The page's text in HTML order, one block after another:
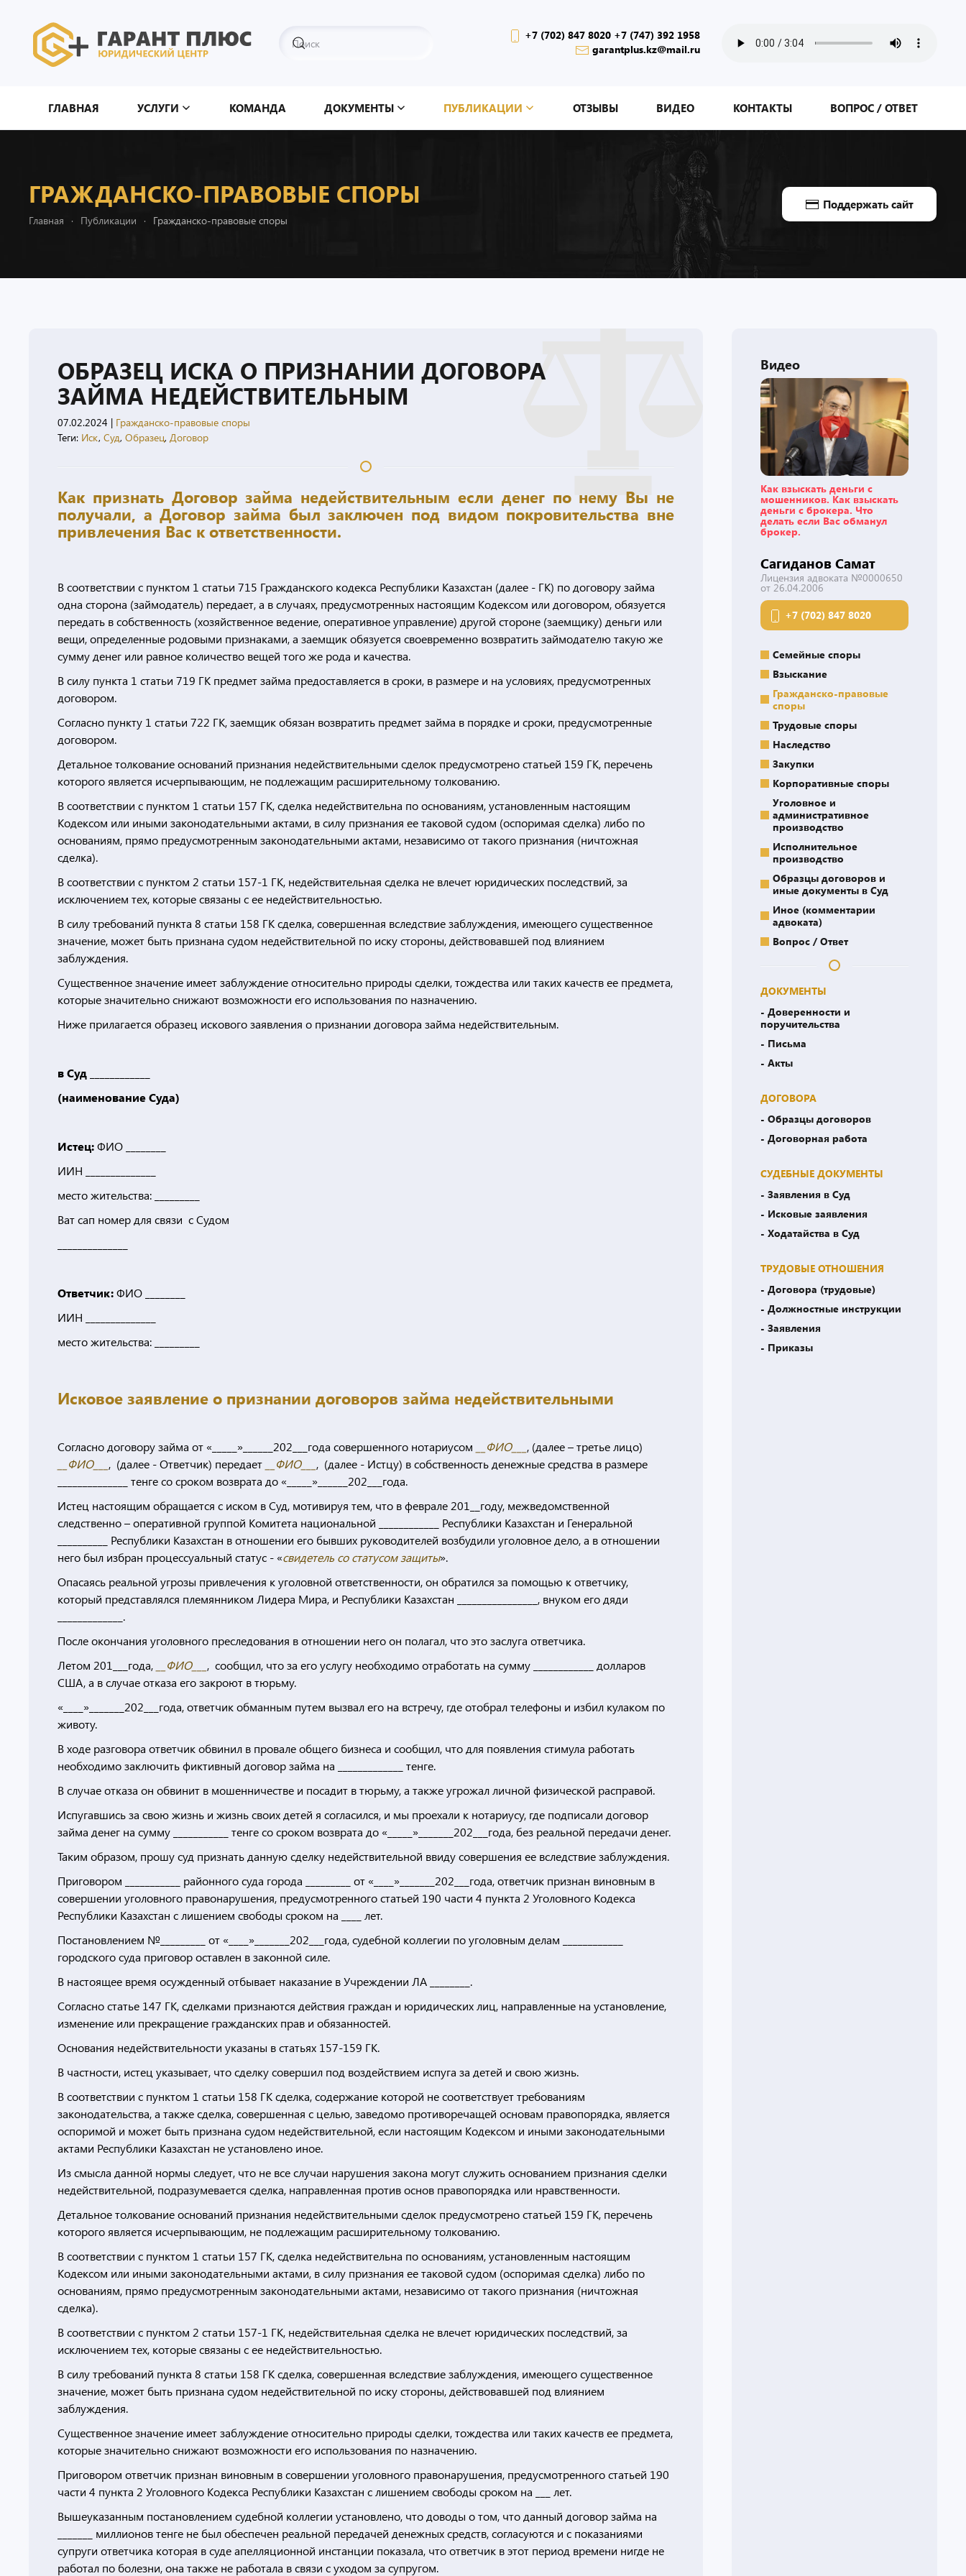
Перейти к содержимому
+7 (702) 847 8020 +7 (747) 392 1958
garantplus.kz@mail.ru
ГЛАВНАЯ УСЛУГИ КОМАНДА ДОКУМЕНТЫ ПУБЛИКАЦИИ ОТЗЫВЫ ВИДЕО КОНТАКТЫ ВОПРОС / ОТВЕТ
ГРАЖДАНСКО-ПРАВОВЫЕ СПОРЫ
Главная Публикации Гражданско-правовые споры
Поддержать сайт
ОБРАЗЕЦ ИСКА О ПРИЗНАНИИ ДОГОВОРА
ЗАЙМА НЕДЕЙСТВИТЕЛЬНЫМ
07.02.2024 | Гражданско-правовые споры
Теги: Иск, Суд, Образец, Договор
Как признать Договор займа недействительным если денег по нему Вы не
получали, а Договор займа был заключен под видом покровительства вне
привлечения Вас к ответственности.
В соответствии с пунктом 1 статьи 715 Гражданского кодекса Республики Казахстан (далее - ГК) по договору займа
одна сторона (займодатель) передает, а в случаях, предусмотренных настоящим Кодексом или договором, обязуется
передать в собственность (хозяйственное ведение, оперативное управление) другой стороне (заемщику) деньги или
вещи, определенные родовыми признаками, а заемщик обязуется своевременно возвратить займодателю такую же
сумму денег или равное количество вещей того же рода и качества.
В силу пункта 1 статьи 719 ГК предмет займа предоставляется в сроки, в размере и на условиях, предусмотренных
договором.
Согласно пункту 1 статьи 722 ГК, заемщик обязан возвратить предмет займа в порядке и сроки, предусмотренные
договором.
Детальное толкование оснований признания недействительными сделок предусмотрено статьей 159 ГК, перечень
которого является исчерпывающим, не подлежащим расширительному толкованию.
В соответствии с пунктом 1 статьи 157 ГК, сделка недействительна по основаниям, установленным настоящим
Кодексом или иными законодательными актами, в силу признания ее таковой судом (оспоримая сделка) либо по
основаниям, прямо предусмотренным законодательными актами, независимо от такого признания (ничтожная
сделка).
В соответствии с пунктом 2 статьи 157-1 ГК, недействительная сделка не влечет юридических последствий, за
исключением тех, которые связаны с ее недействительностью.
В силу требований пункта 8 статьи 158 ГК сделка, совершенная вследствие заблуждения, имеющего существенное
значение, может быть признана судом недействительной по иску стороны, действовавшей под влиянием
заблуждения.
Существенное значение имеет заблуждение относительно природы сделки, тождества или таких качеств ее предмета,
которые значительно снижают возможности его использования по назначению.
Ниже прилагается образец искового заявления о признании договора займа недействительным.
в Суд ____________
(наименование Суда)
Истец:ФИО ________
ИИН ______________
место жительства: _________
Ват сап номер для связи с Судом
Ответчик:ФИО ________
ИИН ______________
место жительства: _________
Исковое заявление о признании договоров займа недействительными
Согласно договору займа от «_____»______202___года совершенного нотариусом __ФИО___ , (далее – третье лицо)
__ФИО___ , (далее - Ответчик) передает __ФИО___ , (далее - Истцу) в собственность денежные средства в размере
______________ тенге со сроком возврата до «_____»______202___года.
Истец настоящим обращается с иском в Суд, мотивируя тем, что в феврале 201__году, межведомственной
следственно – оперативной группой Комитета национальной ____________ Республики Казахстан и Генеральной
__________ Республики Казахстан в отношении его бывших руководителей возбудили уголовное дело, а в отношении
него был избран процессуальный статус - «свидетель со статусом защиты».
Опасаясь реальной угрозы привлечения к уголовной ответственности, он обратился за помощью к ответчику,
который представлялся племянником Лидера Мира, и Республики Казахстан ________________, внуком его дяди
_____________.
После окончания уголовного преследования в отношении него он полагал, что это заслуга ответчика.
Летом 201___года,
__ФИО___ , сообщил, что за его услугу необходимо отработать на сумму ____________ долларов
США, а в случае отказа его закроют в тюрьму.
«____»_______202___года, ответчик обманным путем вызвал его на встречу, где отобрал телефоны и избил кулаком по
животу.
В ходе разговора ответчик обвинил в провале общего бизнеса и сообщил, что для появления стимула работать
необходимо заключить фиктивный договор займа на _____________ тенге.
В случае отказа он обвинит в мошенничестве и посадит в тюрьму, а также угрожал личной физической расправой.
Испугавшись за свою жизнь и жизнь своих детей я согласился, и мы проехали к нотариусу, где подписали договор
займа денег на сумму ___________ тенге со сроком возврата до «_____»_______202___года, без реальной передачи денег.
Таким образом, прошу суд признать данную сделку недействительной ввиду совершения ее вследствие заблуждения.
Приговором ___________ районного суда города _________ от «____»_______202___года, ответчик признан виновным в
совершении уголовного правонарушения, предусмотренного статьей 190 части 4 пункта 2 Уголовного Кодекса
Республики Казахстан с лишением свободы сроком на ____ лет.
Постановлением №_________ от «____»_______202___года, судебной коллегии по уголовным делам ____________
городского суда приговор оставлен в законной силе.
В настоящее время осужденный отбывает наказание в Учреждении ЛА ________.
Согласно статье 147 ГК, сделками признаются действия граждан и юридических лиц, направленные на установление,
изменение или прекращение гражданских прав и обязанностей.
Основания недействительности указаны в статьях 157-159 ГК.
В частности, истец указывает, что сделку совершил под воздействием испуга за детей и свою жизнь.
В соответствии с пунктом 1 статьи 158 ГК сделка, содержание которой не соответствует требованиям
законодательства, а также сделка, совершенная с целью, заведомо противоречащей основам правопорядка, является
оспоримой и может быть признана судом недействительной, если настоящим Кодексом и иными законодательными
актами Республики Казахстан не установлено иное.
Из смысла данной нормы следует, что не все случаи нарушения закона могут служить основанием признания сделки
недействительной, подразумевается сделка, направленная против основ правопорядка или нравственности.
Детальное толкование оснований признания недействительными сделок предусмотрено статьей 159 ГК, перечень
которого является исчерпывающим, не подлежащим расширительному толкованию.
В соответствии с пунктом 1 статьи 157 ГК, сделка недействительна по основаниям, установленным настоящим
Кодексом или иными законодательными актами, в силу признания ее таковой судом (оспоримая сделка) либо по
основаниям, прямо предусмотренным законодательными актами, независимо от такого признания (ничтожная
сделка).
В соответствии с пунктом 2 статьи 157-1 ГК, недействительная сделка не влечет юридических последствий, за
исключением тех, которые связаны с ее недействительностью.
В силу требований пункта 8 статьи 158 ГК сделка, совершенная вследствие заблуждения, имеющего существенное
значение, может быть признана судом недействительной по иску стороны, действовавшей под влиянием
заблуждения.
Существенное значение имеет заблуждение относительно природы сделки, тождества или таких качеств ее предмета,
которые значительно снижают возможности его использования по назначению.
Приговором ответчик признан виновным в совершении уголовного правонарушения, предусмотренного статьей 190
части 4 пункта 2 Уголовного Кодекса Республики Казахстан с лишением свободы сроком на ___ лет.
Вышеуказанным постановлением судебной коллегии установлено, что доводы о том, что данный договор займа на
_______ миллионов тенге не был обеспечен реальной передачей денежных средств, согласуются и с показаниями
супруги ответчика которая в суде апелляционной инстанции показала, что ответчик в этот период времени нигде не
работал по болезни, она также не работала в связи с уходом за супругом.
Видео
Как взыскать деньги с
мошенников. Как взыскать
деньги с брокера. Что
делать если Вас обманул
брокер.
Сагиданов Самат
Лицензия адвоката №0000650
от 26.04.2006
+7 (702) 847 8020
Семейные споры
Взыскание
Гражданско-правовые
споры
Трудовые споры
Наследство
Закупки
Корпоративные споры
Уголовное и
административное
производство
Исполнительное
производство
Образцы договоров и
иные документы в Суд
Иное (комментарии
адвоката)
Вопрос / Ответ
ДОКУМЕНТЫ
- Доверенности и
поручительства
- Письма
- Акты
ДОГОВОРА
- Образцы договоров
- Договорная работа
СУДЕБНЫЕ ДОКУМЕНТЫ
- Заявления в Суд
- Исковые заявления
- Ходатайства в Суд
ТРУДОВЫЕ ОТНОШЕНИЯ
- Договора (трудовые)
- Должностные инструкции
- Заявления
- Приказы